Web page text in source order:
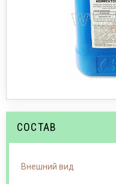
СОСТАВ
Внешний вид